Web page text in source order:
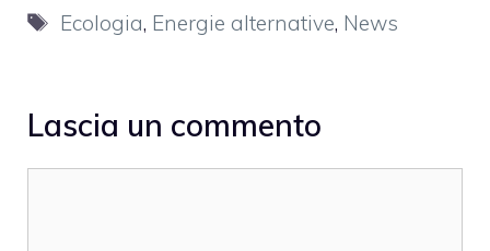
Tag
Ecologia, Energie alternative, News
Lascia un commento